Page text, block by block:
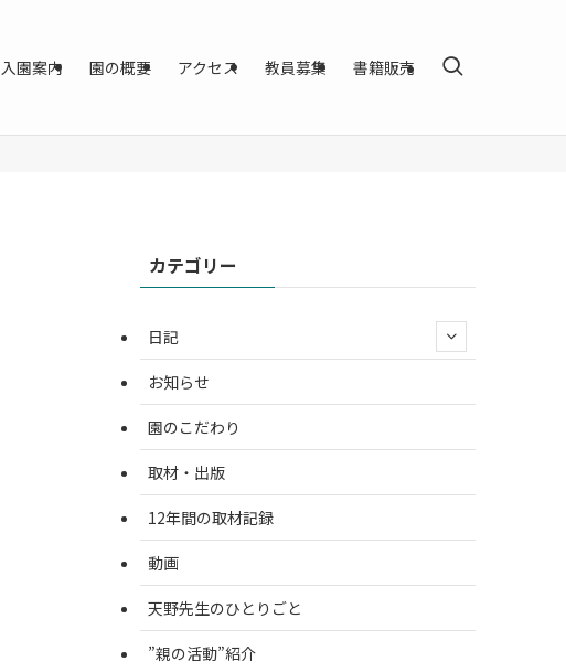
入園案内 園の概要 アクセス 教員募集 書籍販売
カテゴリー
日記
お知らせ
園のこだわり
取材・出版
12年間の取材記録
動画
天野先生のひとりごと
”親の活動”紹介